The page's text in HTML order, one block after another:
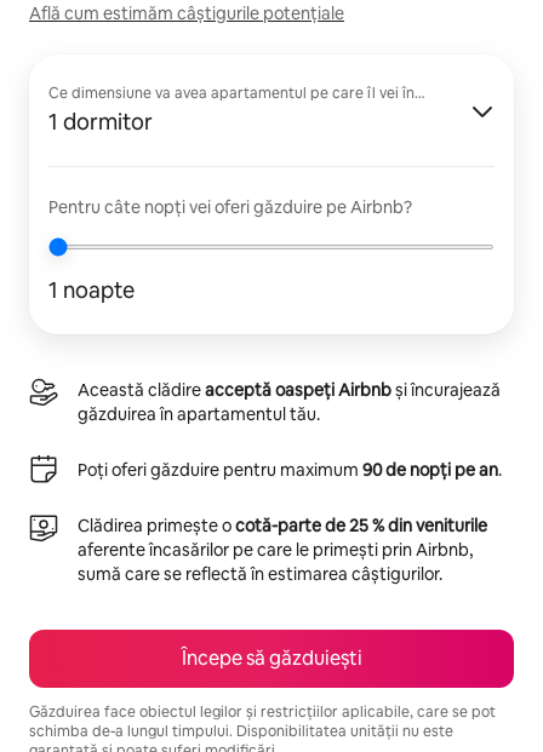
Află cum estimăm câștigurile potențiale
Ce dimensiune va avea apartamentul pe care îl vei închiria?
1 dormitor
Pentru câte nopți vei oferi găzduire pe Airbnb?
1 noapte
Această clădireacceptă oaspeți Airbnbși încurajează
găzduirea în apartamentul tău.
Poți oferi găzduire pentru maximum 90 de nopți pe an.
Clădirea primește ocotă-parte de 25 % din veniturile
aferente încasărilor pe care le primești prin Airbnb,
sumă care se reflectă în estimarea câștigurilor.
Începe să găzduiești
Găzduirea face obiectul legilor și restricțiilor aplicabile, care se pot
schimba de-a lungul timpului. Disponibilitatea unității nu este